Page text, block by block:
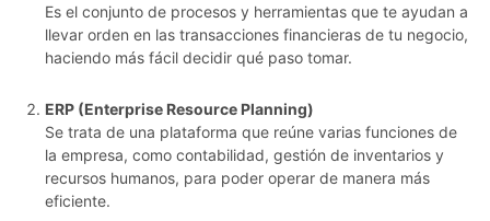
Es el conjunto de procesos y herramientas que te ayudan a
llevar orden en las transacciones financieras de tu negocio,
haciendo más fácil decidir qué paso tomar.
ERP (Enterprise Resource Planning)
Se trata de una plataforma que reúne varias funciones de
la empresa, como contabilidad, gestión de inventarios y
recursos humanos, para poder operar de manera más
eficiente.